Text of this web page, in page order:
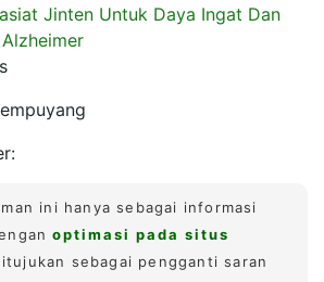
Jinten Untuk Daya Ingat Dan
ini hanya sebagai informasi
optimasi pada situs
sebagai pengganti saran